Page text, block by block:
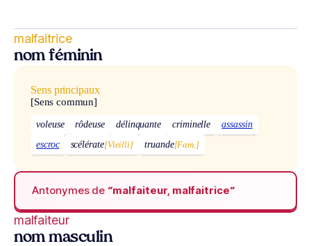
malfaitrice
nom féminin
Sens principaux
[Sens commun]
voleuse rôdeuse délinquante criminelle
assassin
escroc
scélérate[Vieilli] truande[Fam.]
Antonymes de “malfaiteur, malfaitrice“
malfaiteur
nom masculin